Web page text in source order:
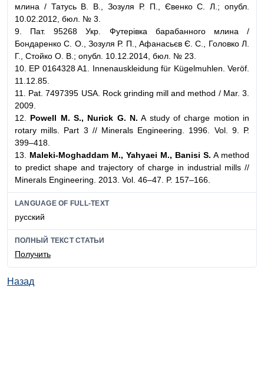
млина / Татусь В. В., Зозуля Р. П., Євенко С. Л.; опубл.
10.02.2012, бюл. № 3.
9. Пат. 95268 Укр. Футерівка барабанного млина /
Бондаренко С. О., Зозуля Р. П., Афанасьєв Є. С., Головко Л.
Г., Стойко О. В.; опубл. 10.12.2014, бюл. № 23.
10. EP 0164328 A1. Innenauskleidung für Kügelmuhlen. Veröf.
11.12.85.
11. Pat. 7497395 USA. Rock grinding mill and method / Mar. 3.
2009.
12. Powell M. S., Nurick G. N. A study of charge motion in
rotary mills. Part 3 // Minerals Engineering. 1996. Vol. 9. Р.
399–418.
13. Maleki-Moghaddam M., Yahyaei M., Banisi S. A method
to predict shape and trajectory of charge in industrial mills //
Minerals Engineering. 2013. Vol. 46–47. P. 157–166.
LANGUAGE OF FULL-TEXT
русский
ПОЛНЫЙ ТЕКСТ СТАТЬИ
Получить
Назад